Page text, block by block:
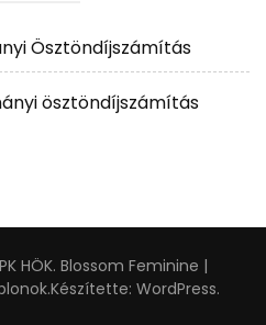
Ösztöndíjszámítás
ösztöndíjszámítás
HÖK. Blossom Feminine |
.Készítette: WordPress.